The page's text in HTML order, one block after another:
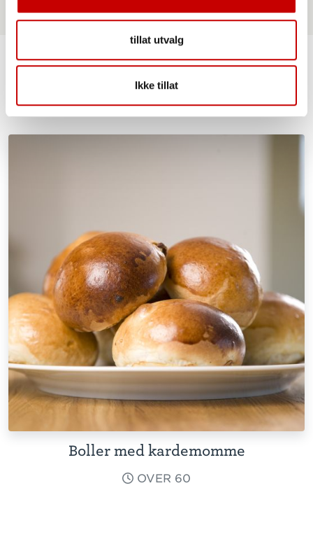
tillat utvalg
Ikke tillat
Lignende oppskrifter
Boller med kardemomme
OVER 60